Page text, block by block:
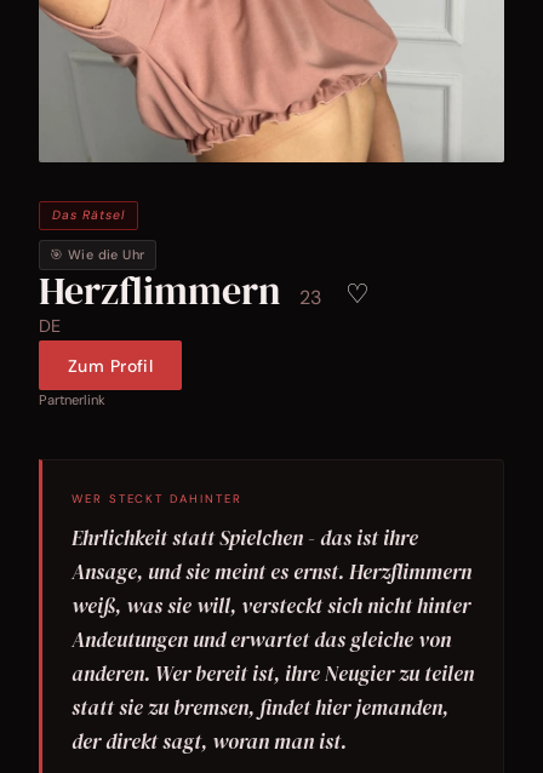
Das Rätsel
🎯 Wie die Uhr
Herzflimmern 23 ♡
DE
Zum Profil
Partnerlink
WER STECKT DAHINTER
Ehrlichkeit statt Spielchen - das ist ihre
Ansage, und sie meint es ernst. Herzflimmern
weiß, was sie will, versteckt sich nicht hinter
Andeutungen und erwartet das gleiche von
anderen. Wer bereit ist, ihre Neugier zu teilen
statt sie zu bremsen, findet hier jemanden,
der direkt sagt, woran man ist.